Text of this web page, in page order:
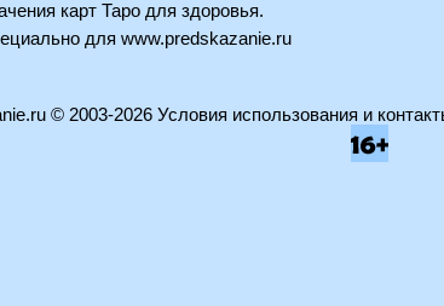
карт Таро для здоровья.
для www.predskazanie.ru
© 2003-2026 Условия использования и